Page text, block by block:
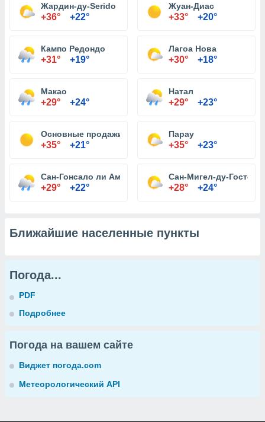
Жардин-ду-Serido
+36° +22°
Жуан-Диас
+33° +20°
Кампо Редондо
+31° +19°
Лагоа Нова
+30° +18°
Макао
+29° +24°
Натал
+29° +23°
Основные продажи
+35° +21°
Парау
+35° +23°
Сан-Гонсало ли Амаранти
+29° +22°
Сан-Мигел-ду-Гостозу
+28° +24°
Ближайшие населенные пункты
Погода...
PDF
Подробнее
Погода на вашем сайте
Виджет погода.com
Метеорологический API